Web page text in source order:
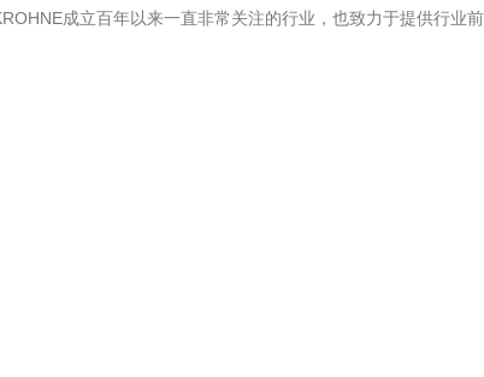
成立百年以来一直非常关注的行业，也致力于提供行业